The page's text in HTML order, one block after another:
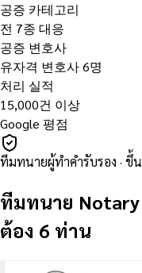
공증 카테고리
전 7종 대응
공증 변호사
유자격 변호사 6명
처리 실적
15,000건 이상
Google 평점
ทีมทนายผู้ทำคำรับรอง · ขึ้
ทีมทนาย
ต้อง 6 ท่าน